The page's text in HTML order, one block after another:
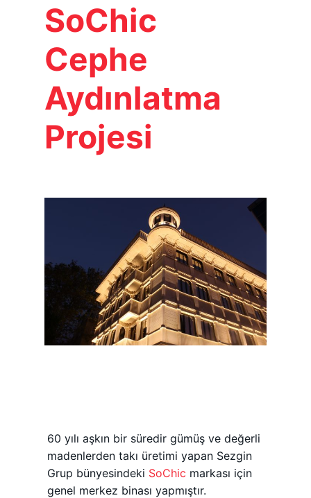
SoChic
Cephe
Aydınlatma
Projesi
60 yılı aşkın bir süredir gümüş ve değerli
madenlerden takı üretimi yapan Sezgin
Grup bünyesindeki SoChic markası için
genel merkez binası yapmıştır.